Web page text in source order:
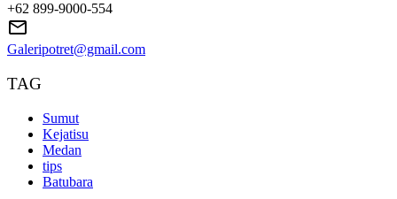
+62 899-9000-554
Galeripotret@gmail.com
TAG
Sumut
Kejatisu
Medan
tips
Batubara